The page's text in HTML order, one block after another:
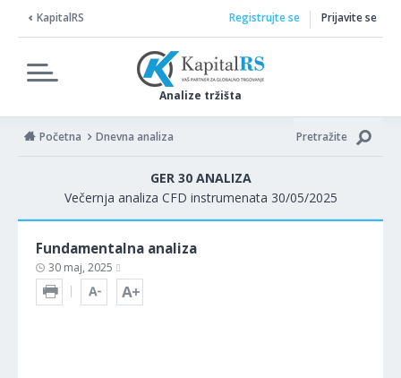
KapitalRS
Analize tržišta
Registrujte se Prijavite se
Početna Dnevna analiza Pretražite
GER 30 ANALIZA
Večernja analiza CFD instrumenata 30/05/2025
Fundamentalna analiza
30 maj, 2025